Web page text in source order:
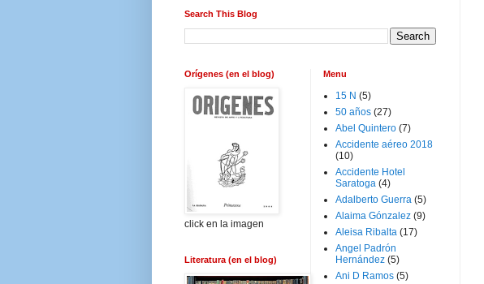
Search This Blog
Orígenes (en el blog)
click en la imagen
Literatura (en el blog)
Menu
15 N (5)
50 años (27)
Abel Quintero (7)
Accidente aéreo 2018
(10)
Accidente Hotel
Saratoga (4)
Adalberto Guerra (5)
Alaima Gónzalez (9)
Aleisa Ribalta (17)
Angel Padrón
Hernández (5)
Ani D Ramos (5)